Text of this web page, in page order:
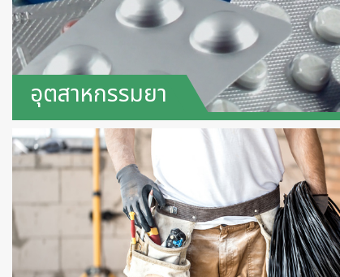
อุตสาหกรรมยา